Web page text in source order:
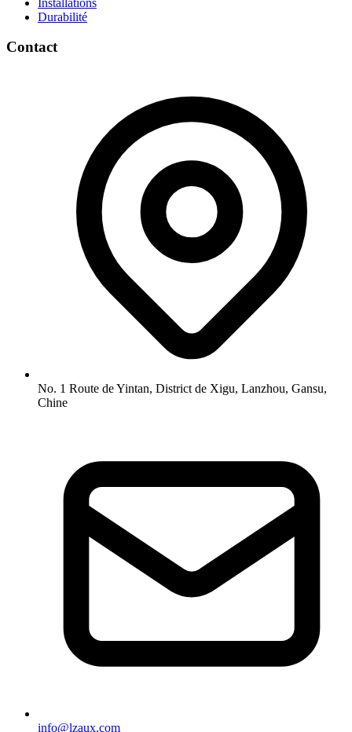
Durabilité
Contact
No. 1 Route de Yintan, District de Xigu, Lanzhou, Gansu,
Chine
info@lzaux.com